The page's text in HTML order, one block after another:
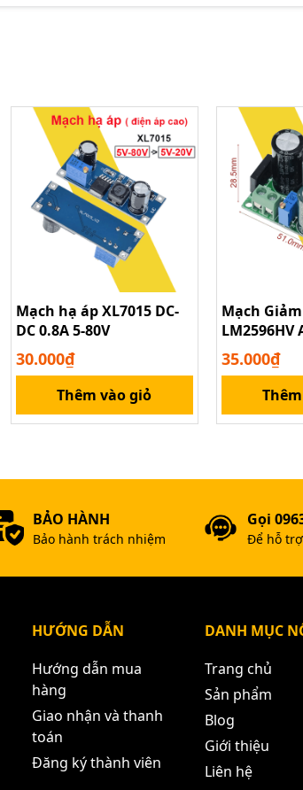
Mạch hạ áp XL7015 DC-
DC 0.8A 5-80V
30.000₫
Thêm vào giỏ
Mạch
LM2596HV
5V-50V
35.000₫
BẢO HÀNH
Bảo hành trách nhiệm
Gọi
Để hỗ
HƯỚNG DẪN
Hướng dẫn mua
hàng
Giao nhận và thanh
toán
Đăng ký thành viên
DANH MỤC
Trang chủ
Sản phẩm
Blog
Giới thiệu
Liên hệ